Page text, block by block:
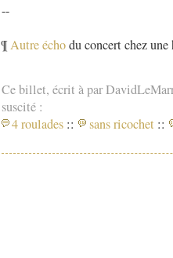
--
¶Autre échodu concert chez une
Ce billet, écrit à par
suscité :
4 roulades :: sans ricochet ::